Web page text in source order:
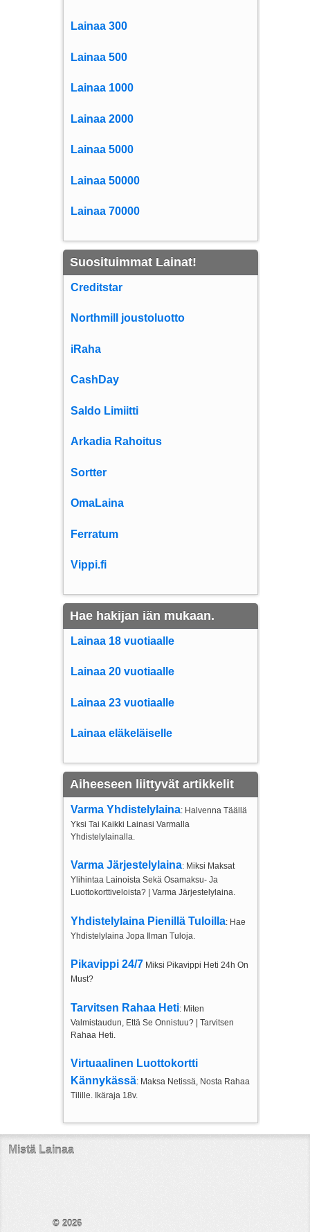
Lainaa 300
Lainaa 500
Lainaa 1000
Lainaa 2000
Lainaa 5000
Lainaa 50000
Lainaa 70000
Suosituimmat Lainat!
Creditstar
Northmill joustoluotto
iRaha
CashDay
Saldo Limiitti
Arkadia Rahoitus
Sortter
OmaLaina
Ferratum
Vippi.fi
Hae hakijan iän mukaan.
Lainaa 18 vuotiaalle
Lainaa 20 vuotiaalle
Lainaa 23 vuotiaalle
Lainaa eläkeläiselle
Aiheeseen liittyvät artikkelit
Varma Yhdistelylaina: Halvenna Täällä
Yksi Tai Kaikki Lainasi Varmalla
Yhdistelylainalla.
Varma Järjestelylaina: Miksi Maksat
Ylihintaa Lainoista Sekä Osamaksu- Ja
Luottokorttiveloista? | Varma Järjestelylaina.
Yhdistelylaina Pienillä Tuloilla: Hae
Yhdistelylaina Jopa Ilman Tuloja.
Pikavippi 24/7 Miksi Pikavippi Heti 24h On
Must?
Tarvitsen Rahaa Heti: Miten
Valmistaudun, Että Se Onnistuu? | Tarvitsen
Rahaa Heti.
Virtuaalinen Luottokortti
Kännykässä: Maksa Netissä, Nosta Rahaa
Tilille. Ikäraja 18v.
Mistä Lainaa
© 2026